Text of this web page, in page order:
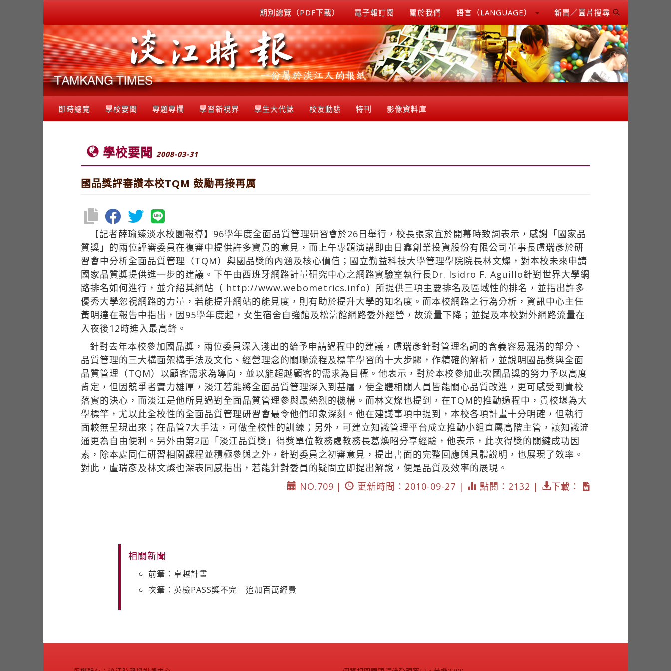
期別總覽（PDF下載） 電子報訂閱 關於我們 語言（LANGUAGE） 新聞／圖片搜尋
即時總覽 學校要聞 專題專欄 學習新視界 學生大代誌 校友動態 特刊 影像資料庫
學校要聞 2008-03-31
國品獎評審讚本校TQM 鼓勵再接再厲
【記者薛瑜臻淡水校園報導】96學年度全面品質管理研習會於26日舉行，校長張家宜於開幕時致詞表示，感謝「國家品
質獎」的兩位評審委員在複審中提供許多寶貴的意見，而上午專題演講即由日鑫創業投資股份有限公司董事長盧瑞彥於研
習會中分析全面品質管理（TQM）與國品獎的內涵及核心價值；國立勤益科技大學管理學院院長林文燦，對本校未來申請
國家品質獎提供進一步的建議。下午由西班牙網路計量研究中心之網路實驗室執行長Dr. Isidro F. Aguillo針對世界大學網
路排名如何進行，並介紹其網站（ http://www.webometrics.info）所提供三項主要排名及區域性的排名，並指出許多
優秀大學忽視網路的力量，若能提升網站的能見度，則有助於提升大學的知名度。而本校網路之行為分析，資訊中心主任
黃明達在報告中指出，因95學年度起，女生宿舍自強館及松濤館網路委外經營，故流量下降；並提及本校對外網路流量在
入夜後12時進入最高鋒。
針對去年本校參加國品獎，兩位委員深入淺出的給予申請過程中的建議，盧瑞彥針對管理名詞的含義容易混淆的部分、
品質管理的三大構面架構手法及文化、經營理念的關聯流程及標竿學習的十大步驟，作精確的解析，並說明國品獎與全面
品質管理（TQM）以顧客需求為導向，並以能超越顧客的需求為目標。他表示，對於本校參加此次國品獎的努力予以高度
肯定，但因競爭者實力雄厚，淡江若能將全面品質管理深入到基層，使全體相關人員皆能關心品質改進，更可感受到貴校
落實的決心，而淡江是他所見過對全面品質管理參與最熱烈的機構。而林文燦也提到，在TQM的推動過程中，貴校堪為大
學標竿，尤以此全校性的全面品質管理研習會最令他們印象深刻。他在建議事項中提到，本校各項計畫十分明確，但執行
面較無呈現出來；在品管7大手法，可做全校性的訓練；另外，可建立知識管理平台成立推動小組直屬高階主管，讓知識流
通更為自由便利。另外由第2屆「淡江品質獎」得獎單位教務處教務長葛煥昭分享經驗，他表示，此次得獎的關鍵成功因
素，除本處同仁研習相關課程並積極參與之外，針對委員之初審意見，提出書面的完整回應與具體說明，也展現了效率。
對此，盧瑞彥及林文燦也深表同感指出，若能針對委員的疑問立即提出解說，便是品質及效率的展現。
NO.709 |
更新時間：2010-09-27 | 點閱：2132 | 下載：
相關新聞
前筆：卓越計畫
次筆：英檢PASS獎不完 追加百萬經費